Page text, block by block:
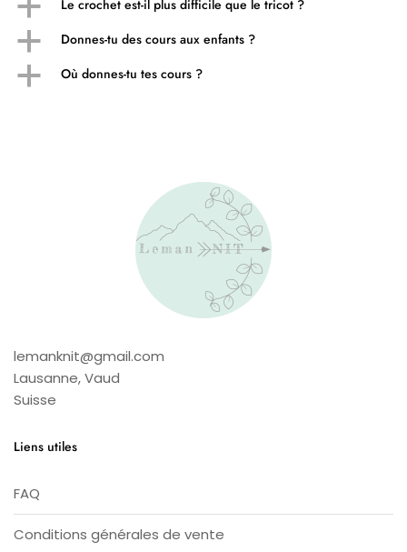
a Le crochet est-il plus difficile que le tricot ?
a Donnes-tu des cours aux enfants ?
a Où donnes-tu tes cours ?
lemanknit@gmail.com
Lausanne,Vaud
Suisse
Liens utiles
FAQ
Conditions générales de vente